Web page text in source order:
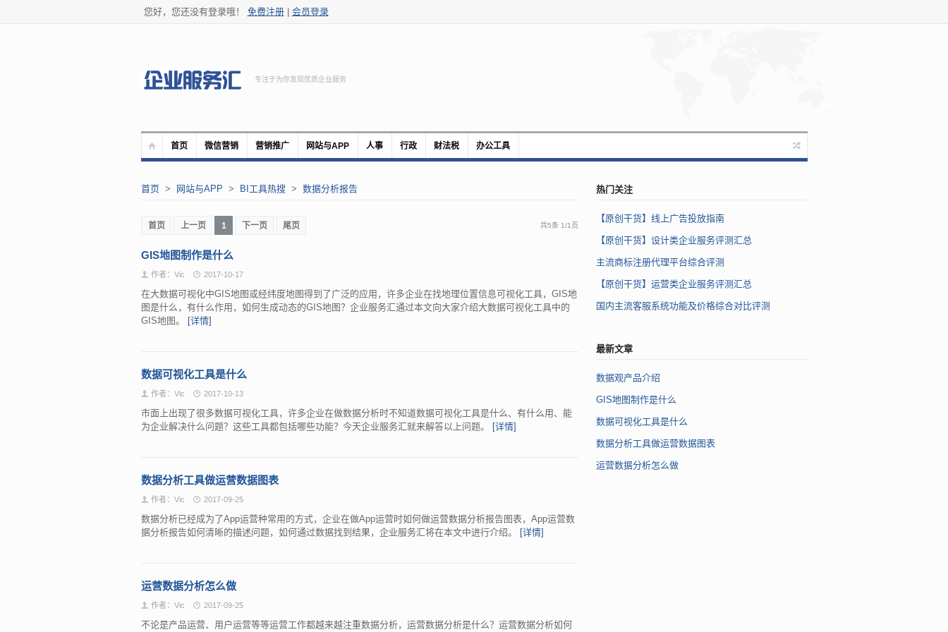
您好，您还没有登录哦！ 免费注册| 会员登录
专注于为你发现优质企业服务
首页 微信营销 营销推广 网站与APP 人事 行政 财法税 办公工具
首页> 网站与APP > BI工具热搜 > 数据分析报告
首页 上一页 1 下一页 尾页 共5条 1/1页
GIS地图制作是什么
作者：Vic 2017-10-17
在大数据可视化中GIS地图或经纬度地图得到了广泛的应用，许多企业在找地理位置信息可视化工具，GIS地
图是什么，有什么作用，如何生成动态的GIS地图？企业服务汇通过本文向大家介绍大数据可视化工具中的
GIS地图。 [详情]
数据可视化工具是什么
作者：Vic 2017-10-13
市面上出现了很多数据可视化工具，许多企业在做数据分析时不知道数据可视化工具是什么、有什么用、能
为企业解决什么问题？这些工具都包括哪些功能？今天企业服务汇就来解答以上问题。 [详情]
数据分析工具做运营数据图表
作者：Vic 2017-09-25
数据分析已经成为了App运营种常用的方式，企业在做App运营时如何做运营数据分析报告图表，App运营数
据分析报告如何清晰的描述问题，如何通过数据找到结果，企业服务汇将在本文中进行介绍。 [详情]
运营数据分析怎么做
作者：Vic 2017-09-25
不论是产品运营、用户运营等等运营工作都越来越注重数据分析，运营数据分析是什么？运营数据分析如何
热门关注
【原创干货】线上广告投放指南
【原创干货】设计类企业服务评测汇总
主流商标注册代理平台综合评测
【原创干货】运营类企业服务评测汇总
国内主流客服系统功能及价格综合对比评测
最新文章
数据观产品介绍
GIS地图制作是什么
数据可视化工具是什么
数据分析工具做运营数据图表
运营数据分析怎么做